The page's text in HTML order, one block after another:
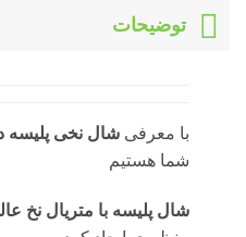
توضیحات
با معرفی شال نخی پلیسه
شما هستیم
شال پلیسه با متریال نخ